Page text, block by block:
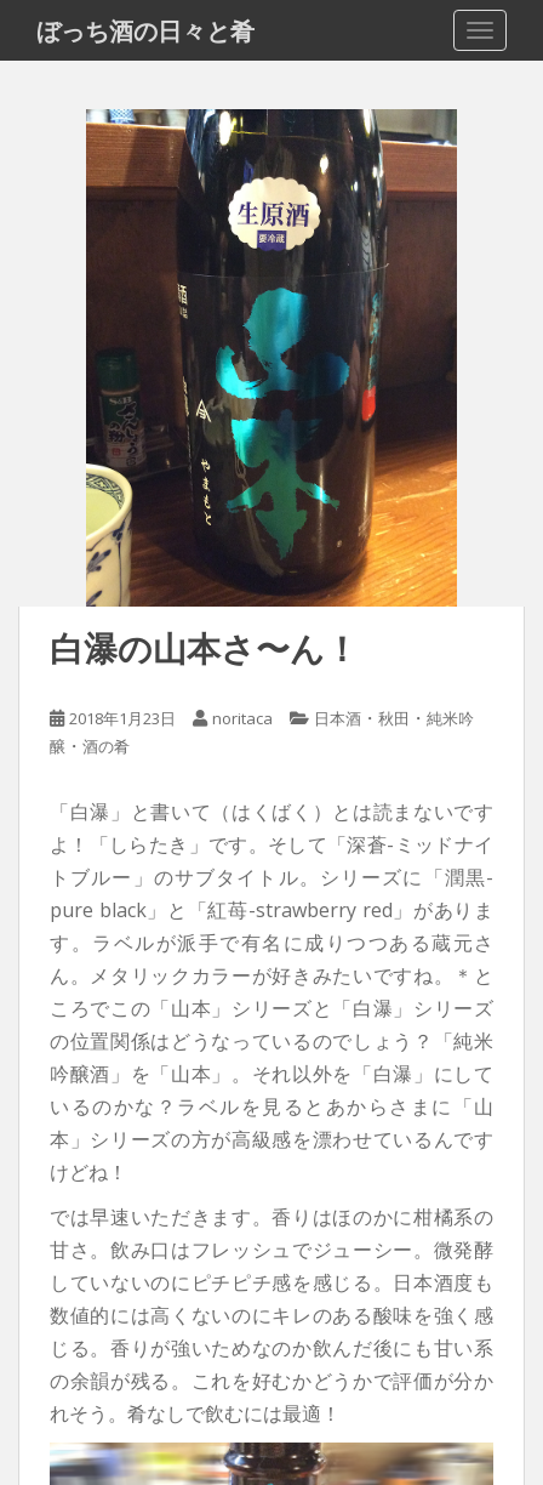
i
ぼっち酒の日々と肴
白瀑の山本さ〜ん！
2018年1月23日 noritaca 日本酒 ・ 秋田 ・ 純米吟
醸 ・ 酒の肴
「白瀑」と書いて（はくばく）とは読まないです
よ！「しらたき」です。そして「深蒼-ミッドナイ
トブルー」のサブタイトル。シリーズに「潤黒-
pure black」と「紅苺-strawberry red」がありま
す。ラベルが派手で有名に成りつつある蔵元さ
ん。メタリックカラーが好きみたいですね。＊と
ころでこの「山本」シリーズと「白瀑」シリーズ
の位置関係はどうなっているのでしょう？「純米
吟醸酒」を「山本」。それ以外を「白瀑」にして
いるのかな？ラベルを見るとあからさまに「山
本」シリーズの方が高級感を漂わせているんです
けどね！
では早速いただきます。香りはほのかに柑橘系の
甘さ。飲み口はフレッシュでジューシー。微発酵
していないのにピチピチ感を感じる。日本酒度も
数値的には高くないのにキレのある酸味を強く感
じる。香りが強いためなのか飲んだ後にも甘い系
の余韻が残る。これを好むかどうかで評価が分か
れそう。肴なしで飲むには最適！